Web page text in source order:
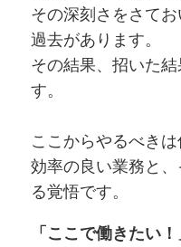
その深刻さをさて
過去があります。
その結果、招いた
す。
ここからやるべきは
効率の良い業務と
る覚悟です。
「ここで働きたい